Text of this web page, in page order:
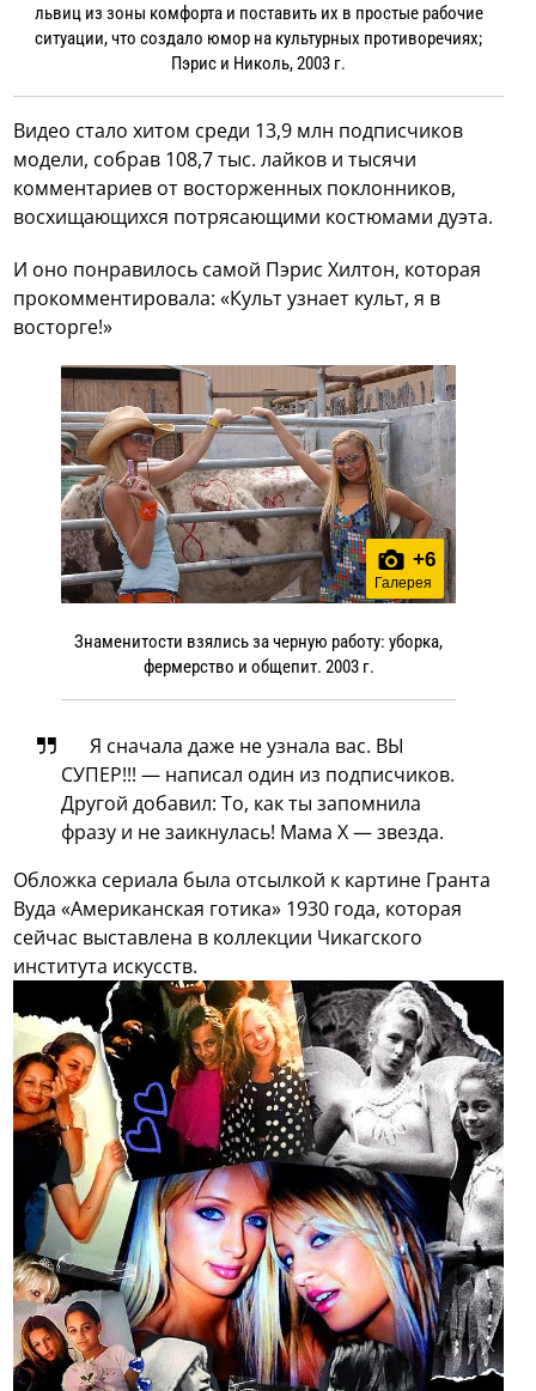
львиц из зоны комфорта и поставить их в простые рабочие
ситуации, что создало юмор на культурных противоречиях;
Пэрис и Николь, 2003 г.
Видео стало хитом среди 13,9 млн подписчиков
модели, собрав 108,7 тыс. лайков и тысячи
комментариев от восторженных поклонников,
восхищающихся потрясающими костюмами дуэта.
И оно понравилось самой Пэрис Хилтон, которая
прокомментировала: «Культ узнает культ, я в
восторге!»
+6
Галерея
Знаменитости взялись за черную работу: уборка,
фермерство и общепит. 2003 г.
Я сначала даже не узнала вас. ВЫ
СУПЕР!!! — написал один из подписчиков.
Другой добавил: То, как ты запомнила
фразу и не заикнулась! Мама Х — звезда.
Обложка сериала была отсылкой к картине Гранта
Вуда «Американская готика» 1930 года, которая
сейчас выставлена в коллекции Чикагского
института искусств.